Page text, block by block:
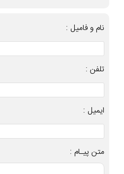
نام و فامیل :
تلفن :
ایمیل :
متن پیـام :